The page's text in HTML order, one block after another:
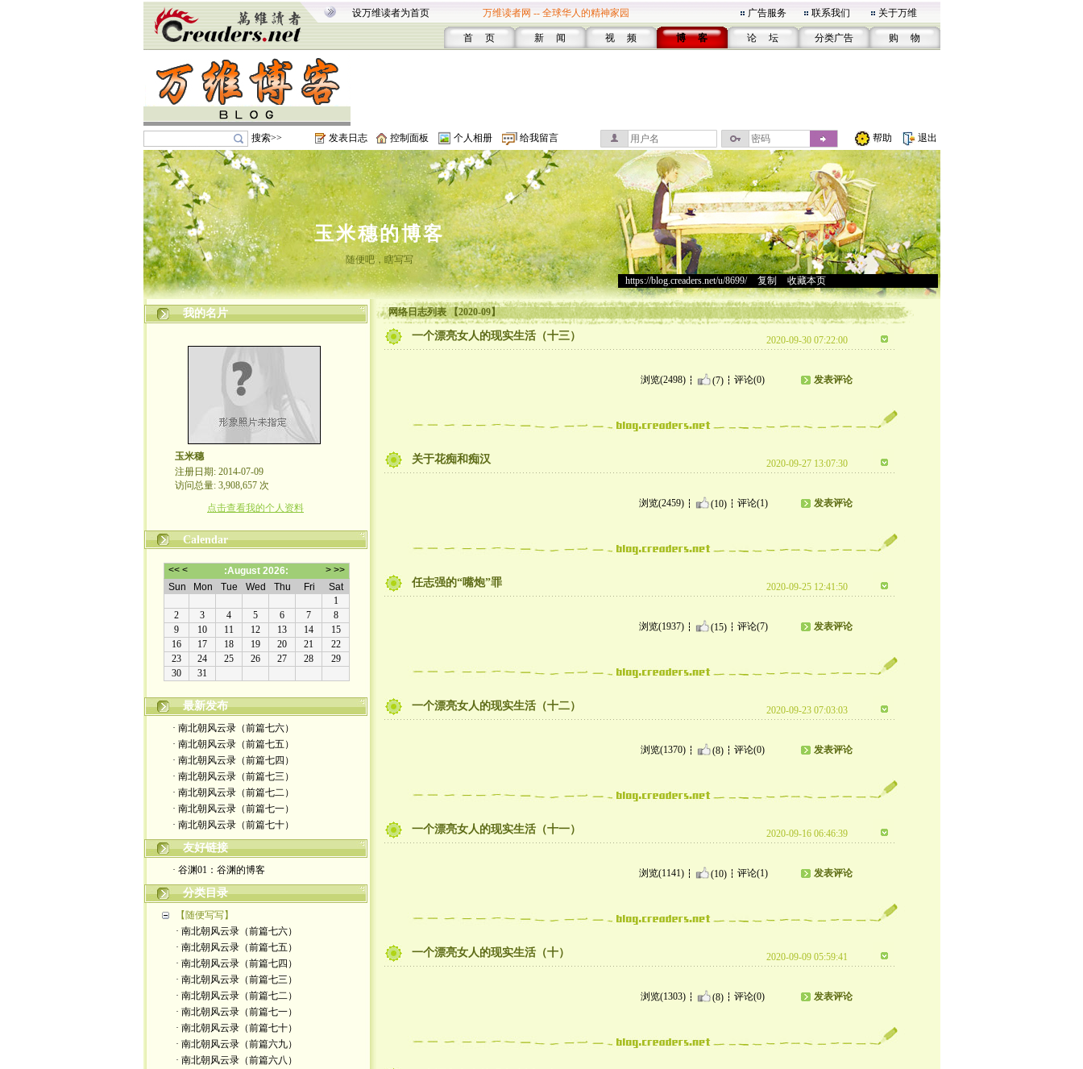
设万维读者为首页 万维读者网 -- 全球华人的精神家园 广告服务 联系我们 关于万维
首 页 新 闻 视 频 博 客 论 坛 分类广告 购 物
搜索>> 发表日志 控制面板 个人相册 给我留言 帮助 退出
玉米穗的博客
随便吧，瞎写写
https://blog.creaders.net/u/8699/> 复制 收藏本页
我的名片
玉米穗
注册日期: 2014-07-09
访问总量: 3,908,657 次
点击查看我的个人资料
Calendar
最新发布
· 南北朝风云录（前篇七六）
· 南北朝风云录（前篇七五）
· 南北朝风云录（前篇七四）
· 南北朝风云录（前篇七三）
· 南北朝风云录（前篇七二）
· 南北朝风云录（前篇七一）
· 南北朝风云录（前篇七十）
友好链接
· 谷渊01：谷渊的博客
分类目录
【随便写写】
· 南北朝风云录（前篇七六）
· 南北朝风云录（前篇七五）
· 南北朝风云录（前篇七四）
· 南北朝风云录（前篇七三）
· 南北朝风云录（前篇七二）
· 南北朝风云录（前篇七一）
· 南北朝风云录（前篇七十）
· 南北朝风云录（前篇六九）
· 南北朝风云录（前篇六八）
网络日志列表 【2020-09】
一个漂亮女人的现实生活（十三） 2020-09-30 07:22:00
浏览(2498) (7) 评论(0) 发表评论
关于花痴和痴汉 2020-09-27 13:07:30
浏览(2459) (10) 评论(1) 发表评论
任志强的“嘴炮”罪 2020-09-25 12:41:50
浏览(1937) (15) 评论(7) 发表评论
一个漂亮女人的现实生活（十二） 2020-09-23 07:03:03
浏览(1370) (8) 评论(0) 发表评论
一个漂亮女人的现实生活（十一） 2020-09-16 06:46:39
浏览(1141) (10) 评论(1) 发表评论
一个漂亮女人的现实生活（十） 2020-09-09 05:59:41
浏览(1303) (8) 评论(0) 发表评论